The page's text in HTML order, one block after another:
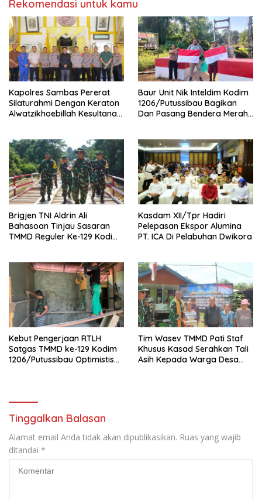
Rekomendasi untuk kamu
‎Kapolres Sambas Pererat
Silaturahmi Dengan Keraton
Alwatzikhoebillah Kesultanan
Baur Unit Nik Inteldim Kodim
1206/Putussibau Bagikan
Dan Pasang Bendera Merah
Brigjen TNI Aldrin Ali
Bahasoan Tinjau Sasaran
TMMD Reguler Ke-129 Kodim
Kasdam XII/Tpr Hadiri
Pelepasan Ekspor Alumina
PT. ICA Di Pelabuhan Dwikora
Kebut Pengerjaan RTLH
Satgas TMMD ke-129 Kodim
1206/Putussibau Optimistis
Tim Wasev TMMD Pati Staf
Khusus Kasad Serahkan Tali
Asih Kepada Warga Desa
Tinggalkan Balasan
Alamat email Anda tidak akan dipublikasikan. Ruas yang wajib
ditandai *